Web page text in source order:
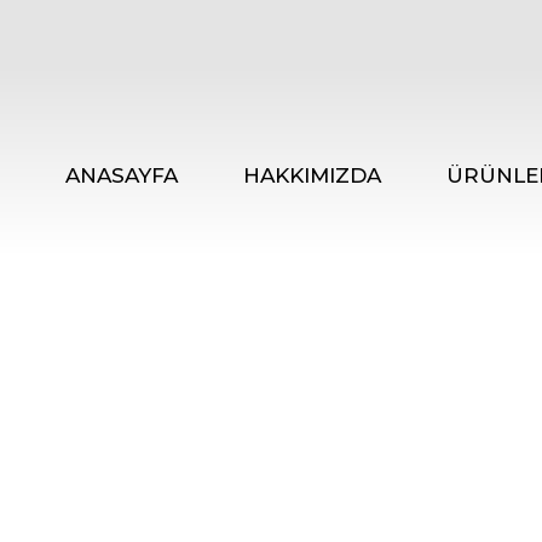
ANASAYFA HAKKIMIZDA